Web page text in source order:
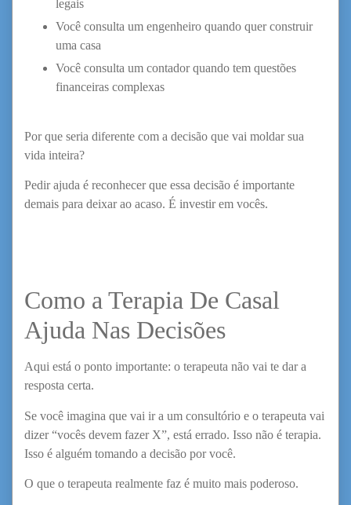
legais
Você consulta um engenheiro quando quer construir
uma casa
Você consulta um contador quando tem questões
financeiras complexas
Por que seria diferente com a decisão que vai moldar sua
vida inteira?
Pedir ajuda é reconhecer que essa decisão é importante
demais para deixar ao acaso. É investir em vocês.
Como a Terapia De Casal
Ajuda Nas Decisões
Aqui está o ponto importante: o terapeuta não vai te dar a
resposta certa.
Se você imagina que vai ir a um consultório e o terapeuta vai
dizer “vocês devem fazer X”, está errado. Isso não é terapia.
Isso é alguém tomando a decisão por você.
O que o terapeuta realmente faz é muito mais poderoso.